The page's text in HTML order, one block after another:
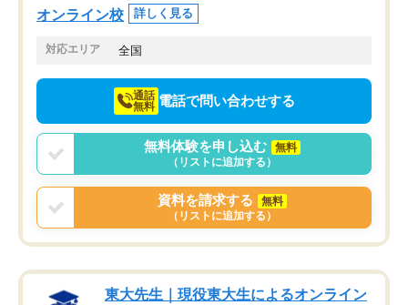
つ成績も上がり、苦手意識も無くなっ
てきたので、さらに苦手な数学も追加
でお願いしました。来年の高校受験に
オンライン校 詳しく見る
対応エリア 全国
通話
無料 電話で問い合わせする
無料体験を申し込む
無料
（リストに追加する）
資料を請求する
無料
（リストに追加する）
東大先生｜現役東大生によるオンライン